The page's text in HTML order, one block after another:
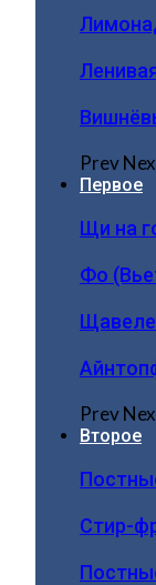
Prev
Первое
Щи на
Фо
Prev
Второе
Стир-